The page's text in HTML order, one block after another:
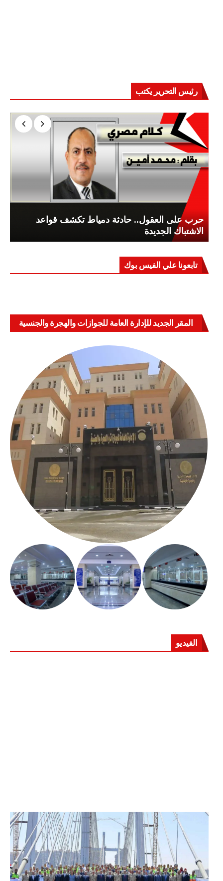
رئيس التحرير يكتب
حرب على العقول.. حادثة دمياط تكشف قواعد
الاشتباك الجديدة
تابعونا علي الفيس بوك
المقر الجديد للإدارة العامة للجوازات والهجرة والجنسية
الفيديو
الرئيس عبد الفتاح السيسي يفتتح محور روض الفرج
وكوبري تحيا مصر